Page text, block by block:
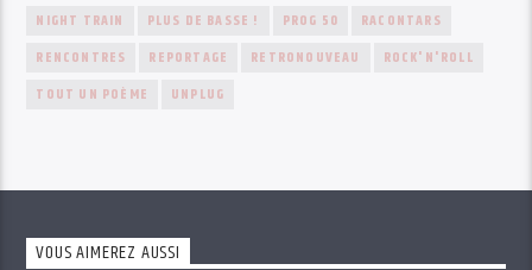
NIGHT TRAIN
PLUS DE BASSE ! PROG 50
RACONTARS
RENCONTRES
REPORTAGE RETRONOUVEAU
ROCK'N'ROLL
TOUT UN POÈME
UNPLUG
VOUS AIMEREZ AUSSI